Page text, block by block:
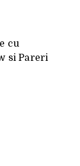
cu
si Pareri